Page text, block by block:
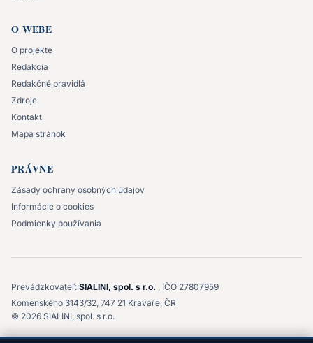
O WEBE
O projekte
Redakcia
Redakčné pravidlá
Zdroje
Kontakt
Mapa stránok
PRÁVNE
Zásady ochrany osobných údajov
Informácie o cookies
Podmienky používania
Prevádzkovateľ: SIALINI, spol. s r.o. , IČO 27807959
Komenského 3143/32, 747 21 Kravaře, ČR
© 2026 SIALINI, spol. s r.o.